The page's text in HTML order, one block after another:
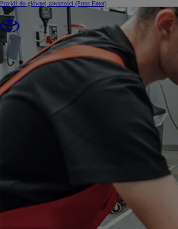
Przejdź do głównej zawartości (Press Enter)